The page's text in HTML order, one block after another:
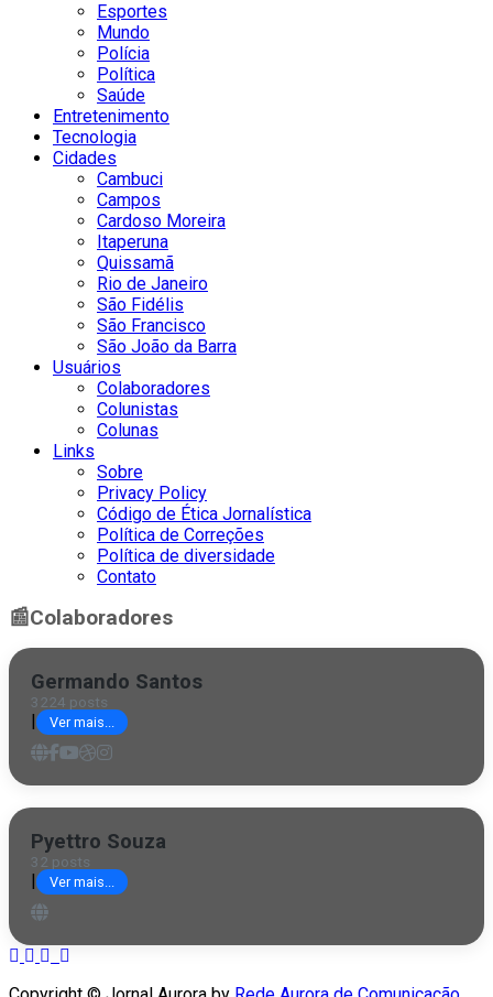
Esportes
Mundo
Polícia
Política
Saúde
Entretenimento
Tecnologia
Cidades
Cambuci
Campos
Cardoso Moreira
Itaperuna
Quissamã
Rio de Janeiro
São Fidélis
São Francisco
São João da Barra
Usuários
Colaboradores
Colunistas
Colunas
Links
Sobre
Privacy Policy
Código de Ética Jornalística
Política de Correções
Política de diversidade
Contato
📰Colaboradores
Germando Santos
3224 posts
| Ver mais...
Pyettro Souza
32 posts
| Ver mais...